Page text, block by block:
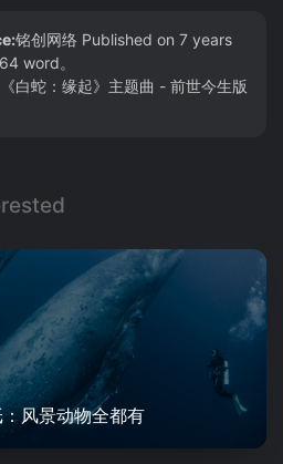
铭创网络 Published on 7 years
word。
《白蛇：缘起》主题曲 - 前世今生版
风景动物全都有